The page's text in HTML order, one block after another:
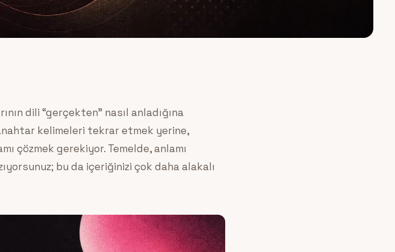
dili “gerçekten” nasıl anladığına
kelimeleri tekrar etmek yerine,
çözmek gerekiyor. Temelde, anlamı
bu da içeriğinizi çok daha alakalı